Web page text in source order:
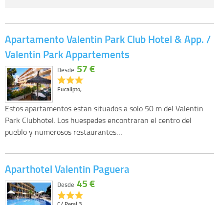
Apartamento Valentin Park Club Hotel & App. /
Valentin Park Appartements
Eucalipto,
Desde 57 €
Estos apartamentos estan situados a solo 50 m del Valentin
Park Clubhotel. Los huespedes encontraran el centro del
pueblo y numerosos restaurantes…
Aparthotel Valentin Paguera
Desde 45 €